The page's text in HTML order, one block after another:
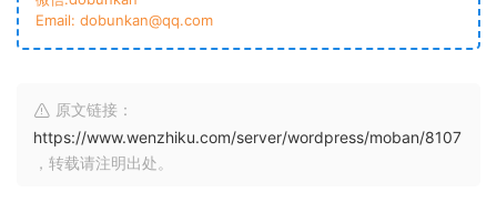
Email: dobunkan@qq.com
原文链接：
https://www.wenzhiku.com/server/wordpress/moban/8107
，转载请注明出处。